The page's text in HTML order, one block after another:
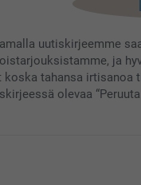
uutiskirjeemme
ja
koska tahansa irtisanoa
olevaa